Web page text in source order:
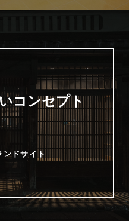
コンセプト
ドサイト